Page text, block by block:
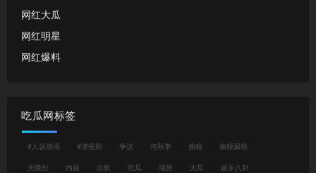
网红大瓜
网红明星
网红爆料
吃瓜网标签
#人设崩塌 #潜规则 争议 何秋亊 偷税 偷税漏税
关晓彤 内娱 出轨 吃瓜 塌房 大瓜 娱乐八卦